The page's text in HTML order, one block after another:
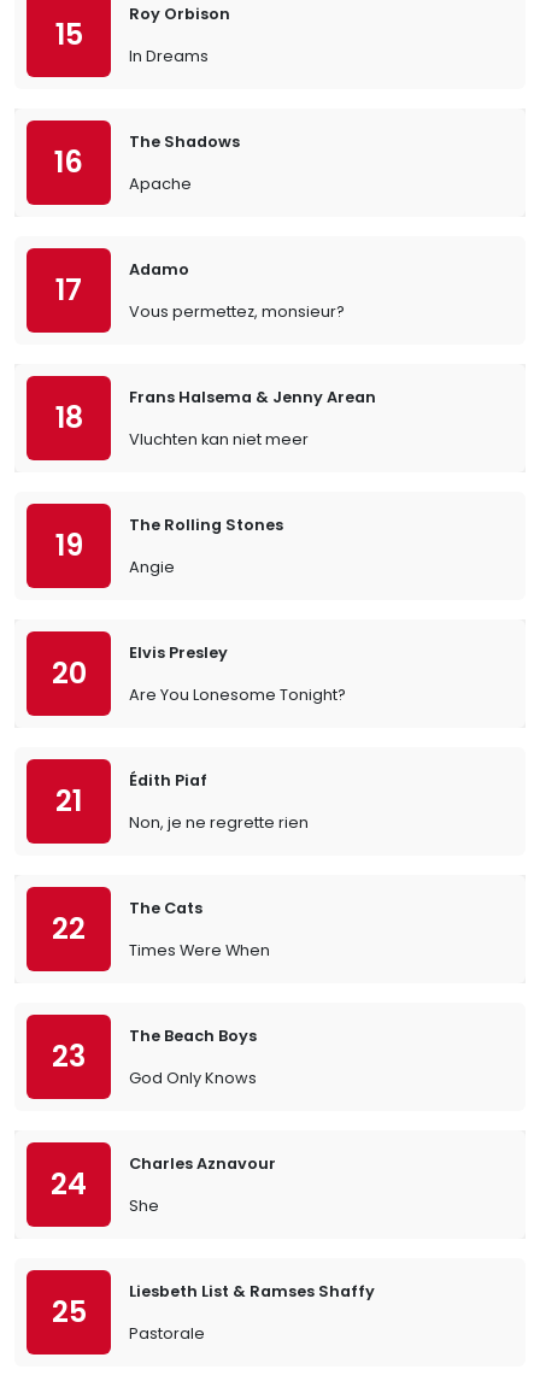
15
Roy Orbison
In Dreams
16
The Shadows
Apache
17
Adamo
Vous permettez, monsieur?
18
Frans Halsema & Jenny Arean
Vluchten kan niet meer
19
The Rolling Stones
Angie
20
Elvis Presley
Are You Lonesome Tonight?
21
Édith Piaf
Non, je ne regrette rien
22
The Cats
Times Were When
23
The Beach Boys
God Only Knows
24
Charles Aznavour
She
25
Liesbeth List & Ramses Shaffy
Pastorale